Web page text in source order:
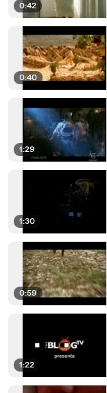
0:42
0:40
1:29
1:30
0:59
1:22